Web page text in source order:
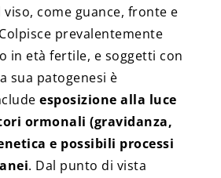
come guance, fronte e
prevalentemente
in età fertile, e soggetti con
sua patogenesi è
esposizione alla luce
ormonali (gravidanza,
e possibili processi
. Dal punto di vista